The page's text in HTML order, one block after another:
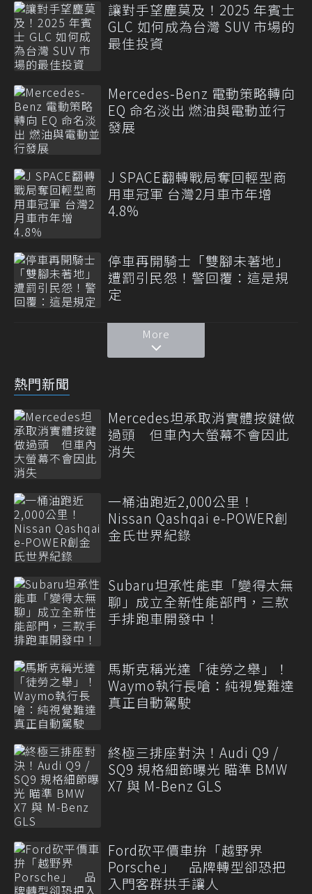
讓對手望塵莫及！2025 年賓士
GLC 如何成為台灣 SUV 市場的
最佳投資
Mercedes-Benz 電動策略轉向
EQ 命名淡出 燃油與電動並行
發展
J SPACE翻轉戰局奪回輕型商
用車冠軍 台灣2月車市年增
4.8%
停車再開騎士「雙腳未著地」
遭罰引民怨！警回覆：這是規
定
More
熱門新聞
Mercedes坦承取消實體按鍵做
過頭 但車內大螢幕不會因此
消失
一桶油跑近2,000公里！
Nissan Qashqai e-POWER創
金氏世界紀錄
Subaru坦承性能車「變得太無
聊」成立全新性能部門，三款
手排跑車開發中！
馬斯克稱光達「徒勞之舉」！
Waymo執行長嗆：純視覺難達
真正自動駕駛
終極三排座對決！Audi Q9 /
SQ9 規格細節曝光 瞄準 BMW
X7 與 M-Benz GLS
Ford砍平價車拚「越野界
Porsche」 品牌轉型卻恐把
入門客群拱手讓人